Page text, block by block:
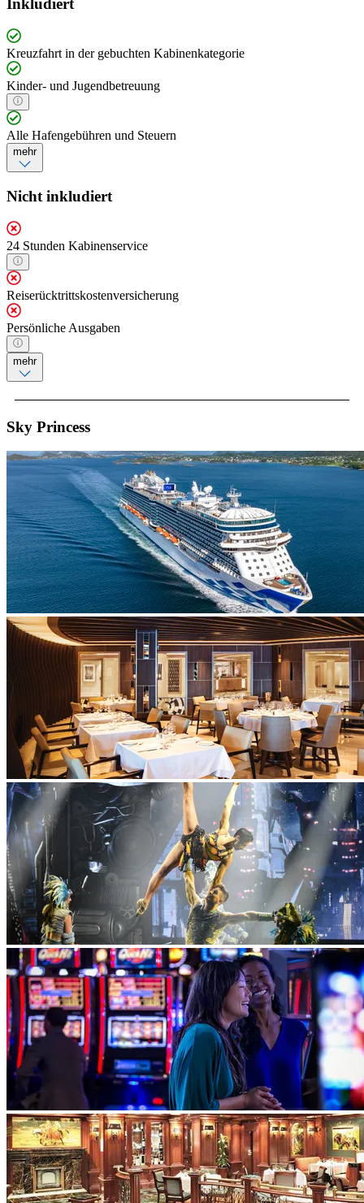
Inkludiert
Kreuzfahrt in der gebuchten Kabinenkategorie
Kinder- und Jugendbetreuung
Alle Hafengebühren und Steuern
mehr
Nicht inkludiert
24 Stunden Kabinenservice
Reiserücktrittskostenversicherung
Persönliche Ausgaben
mehr
Sky Princess